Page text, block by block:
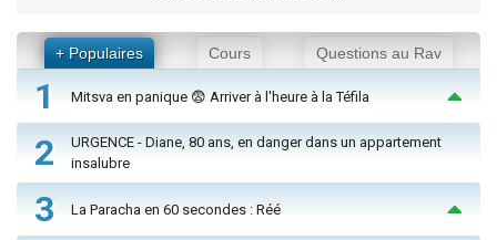
+ Populaires Cours Questions au Rav
1 Mitsva en panique 😨 Arriver à l'heure à la Téfila
2
URGENCE - Diane, 80 ans, en danger dans un appartement
insalubre
3 La Paracha en 60 secondes : Réé